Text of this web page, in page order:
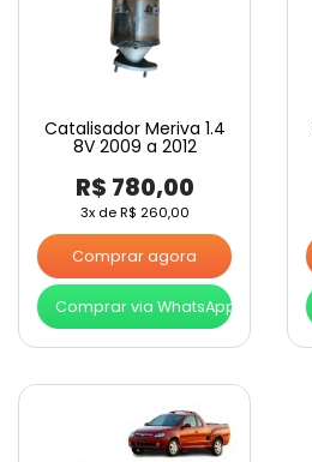
Catalisador Meriva 1.4
8V 2009 a 2012
R$ 780,00
3x deR$ 260,00
Comprar agora
Comprar via WhatsApp